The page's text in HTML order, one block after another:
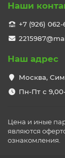
Наши
+7 (926) 062-
Наш адрес
Москва,
Пн-Пт с
Цена и иные
являются
ознакомления.